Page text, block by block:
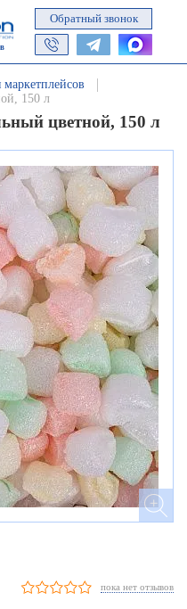
Обратный звонок
150 л
цветной, 150 л
пока нет отзывов